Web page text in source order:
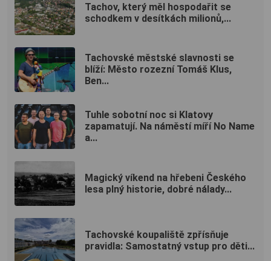
Tachov, který měl hospodařit se
schodkem v desítkách milionů,...
Tachovské městské slavnosti se
blíží: Město rozezní Tomáš Klus,
Ben...
Tuhle sobotní noc si Klatovy
zapamatují. Na náměstí míří No Name
a...
Magický víkend na hřebeni Českého
lesa plný historie, dobré nálady...
Tachovské koupaliště zpřísňuje
pravidla: Samostatný vstup pro děti...